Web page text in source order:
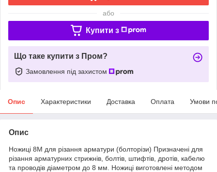
або
Купити з
Що таке купити з Пром?
Замовлення під захистом
Опис Характеристики Доставка Оплата Умови
Опис
Ножиці 8М для різання арматури (болторізи) Призначені для
різання арматурних стрижнів, болтів, штифтів, дротів, кабелю
та проводів діаметром до 8 мм. Ножиці виготовлені методом